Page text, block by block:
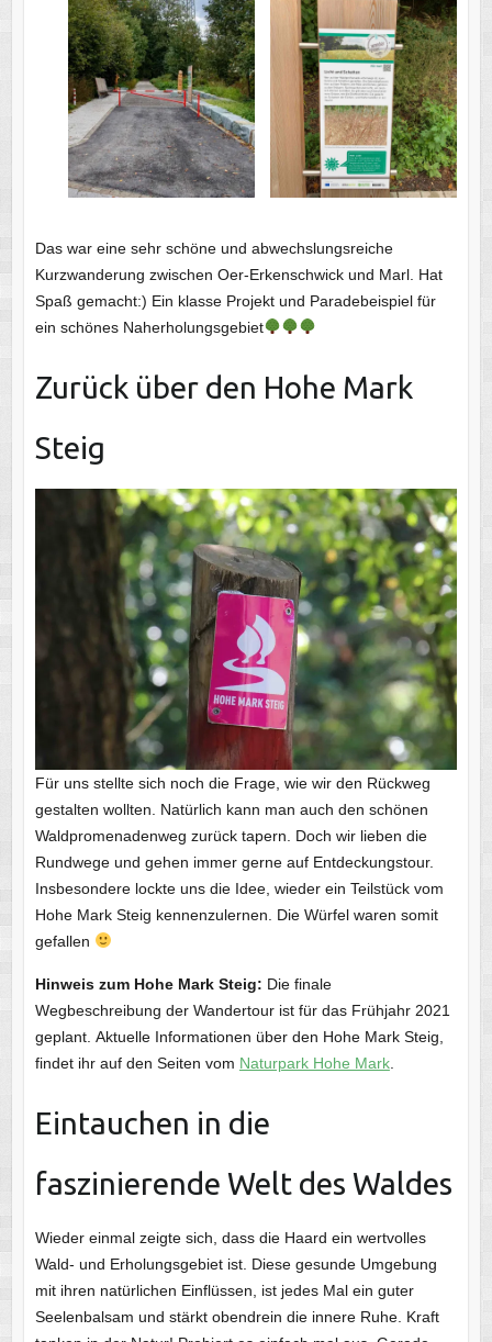
Das war eine sehr schöne und abwechslungsreiche
Kurzwanderung zwischen Oer-Erkenschwick und Marl. Hat
Spaß gemacht:) Ein klasse Projekt und Paradebeispiel für
ein schönes Naherholungsgebiet
Zurück über den Hohe Mark
Steig
Für uns stellte sich noch die Frage, wie wir den Rückweg
gestalten wollten. Natürlich kann man auch den schönen
Waldpromenadenweg zurück tapern. Doch wir lieben die
Rundwege und gehen immer gerne auf Entdeckungstour.
Insbesondere lockte uns die Idee, wieder ein Teilstück vom
Hohe Mark Steig kennenzulernen. Die Würfel waren somit
gefallen
Hinweis zum Hohe Mark Steig: Die finale
Wegbeschreibung der Wandertour ist für das Frühjahr 2021
geplant. Aktuelle Informationen über den Hohe Mark Steig,
findet ihr auf den Seiten vom Naturpark Hohe Mark.
Eintauchen in die
faszinierende Welt des Waldes
Wieder einmal zeigte sich, dass die Haard ein wertvolles
Wald- und Erholungsgebiet ist. Diese gesunde Umgebung
mit ihren natürlichen Einflüssen, ist jedes Mal ein guter
Seelenbalsam und stärkt obendrein die innere Ruhe. Kraft